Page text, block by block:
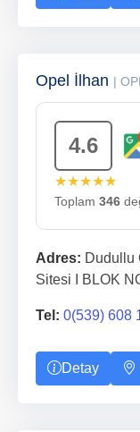
Opel İlhan |
4.6
★★★★★
Toplam 346
Adres: Dudullu
Sitesi I BLOK
Tel: 0(539) 608
Detay